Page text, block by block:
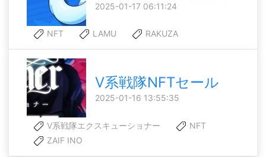
2025-01-17 06:11:24
NFT LAMU RAKUZA
V系戦隊NFTセール
2025-01-16 13:55:35
V系戦隊エクスキューショナー
NFT
ZAIF INO